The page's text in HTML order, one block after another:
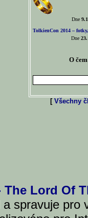
Dne
TolkienCon 2014 –
Dne
O
[ Všechny
The Lord Of
a spravuje pro